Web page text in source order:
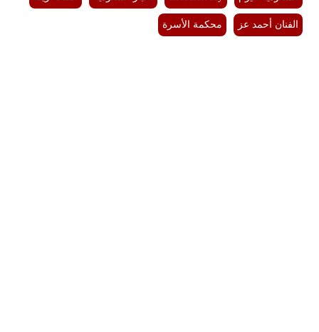
الفنان أحمد عز محكمة الأسرة